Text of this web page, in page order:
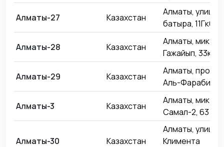
Алматы-27 Казахстан
Алматы, улица
батыра, 11Гк6
Алматы-28 Казахстан
Алматы,
Гажайып, 33к4
Алматы-29 Казахстан
Алматы,
Аль-Фараби,
Алматы-3 Казахстан
Алматы,
Самал-2, 63
Алматы-30 Казахстан
Алматы, улица
Климента